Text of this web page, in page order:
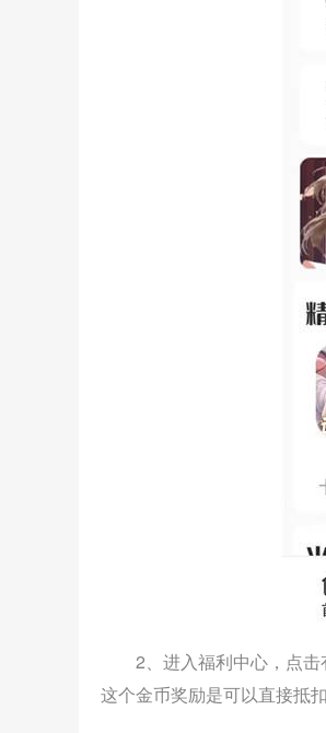
2、进入福利中心，点
这个金币奖励是可以直接抵